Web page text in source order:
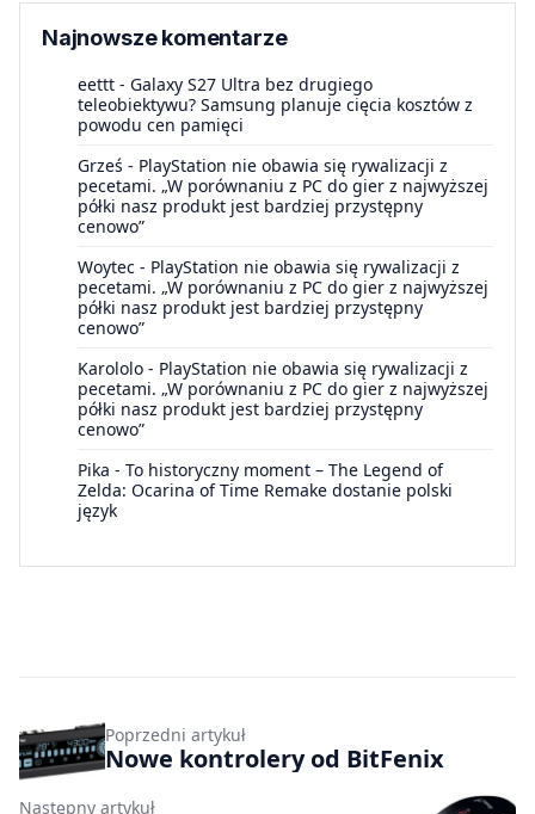
Najnowsze komentarze
eettt - Galaxy S27 Ultra bez drugiego
teleobiektywu? Samsung planuje cięcia kosztów z
powodu cen pamięci
Grześ - PlayStation nie obawia się rywalizacji z
pecetami. „W porównaniu z PC do gier z najwyższej
półki nasz produkt jest bardziej przystępny
cenowo”
Woytec - PlayStation nie obawia się rywalizacji z
pecetami. „W porównaniu z PC do gier z najwyższej
półki nasz produkt jest bardziej przystępny
cenowo”
Karololo - PlayStation nie obawia się rywalizacji z
pecetami. „W porównaniu z PC do gier z najwyższej
półki nasz produkt jest bardziej przystępny
cenowo”
Pika - To historyczny moment – The Legend of
Zelda: Ocarina of Time Remake dostanie polski
język
Poprzedni artykuł
Nowe kontrolery od BitFenix
Następny artykuł